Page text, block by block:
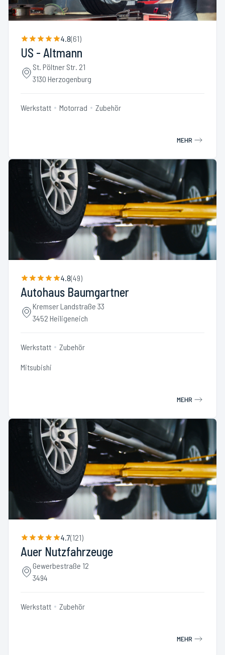
4.8(61)
US - Altmann
St. Pöltner Str. 21
3130 Herzogenburg
Werkstatt Motorrad Zubehör
MEHR
4.8(49)
Autohaus Baumgartner
Kremser Landstraße 33
3452 Heiligeneich
Werkstatt Zubehör
Mitsubishi
MEHR
4.7(121)
Auer Nutzfahrzeuge
Gewerbestraße 12
3494
Werkstatt Zubehör
MEHR